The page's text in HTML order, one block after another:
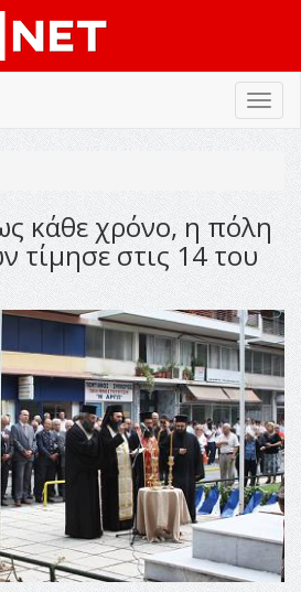
κάθε χρόνο, η πόλη
τίμησε στις 14 του